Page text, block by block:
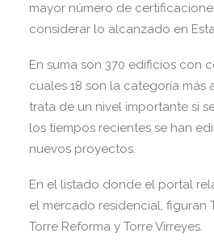
mayor número de
considerar lo alcanzado en
En suma son 370 edificios con
cuales 18 son la categoría más
trata de un nivel importante si
los tiempos recientes se han
nuevos proyectos.
En el listado donde el portal
el mercado residencial, figuran
Torre Reforma y Torre Virreyes.